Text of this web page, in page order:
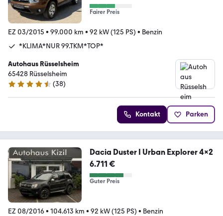
Fairer Preis
EZ 03/2015 • 99.000 km • 92 kW (125 PS) • Benzin
*KLIMA*NUR 99.TKM*TOP*
Autohaus Rüsselsheim
65428 Rüsselsheim
4.4 Sterne
(38)
Kontakt Parken
Dacia Duster I Urban Explorer 4x2
6.711 €
Guter Preis
EZ 08/2016• 104.613 km • 92 kW (125 PS) • Benzin